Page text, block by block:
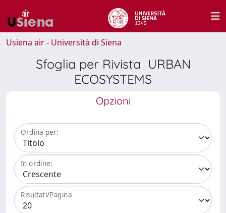
Usiena air - Università di Siena
Sfoglia per Rivista URBAN
ECOSYSTEMS
Opzioni
Ordina per:
In ordine:
Risultati/Pagina